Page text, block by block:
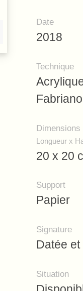
Date
2018
Technique
Fabriano
Dimensions
Longueur x
20 x 20
Support
Papier
Signature
Datée
Situation